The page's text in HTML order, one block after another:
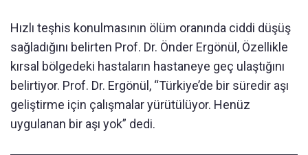
Hızlı teşhis konulmasının ölüm oranında ciddi düşüş
sağladığını belirten Prof. Dr. Önder Ergönül, Özellikle
kırsal bölgedeki hastaların hastaneye geç ulaştığını
belirtiyor. Prof. Dr. Ergönül, “Türkiye’de bir süredir aşı
geliştirme için çalışmalar yürütülüyor. Henüz
uygulanan bir aşı yok” dedi.